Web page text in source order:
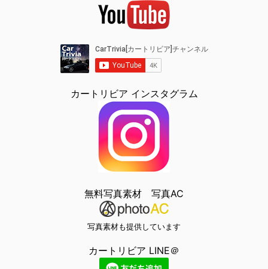
カートリビア インスタグラム
無料写真素材 写真AC
写真素材も提供しています
カートリビア LINE＠